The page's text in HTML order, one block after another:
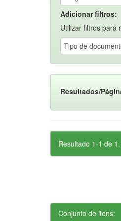
Adicionar filtros:
Utilizar filtros para
Resultados/
Resultado 1-1 de 1.
Conjunto de itens: